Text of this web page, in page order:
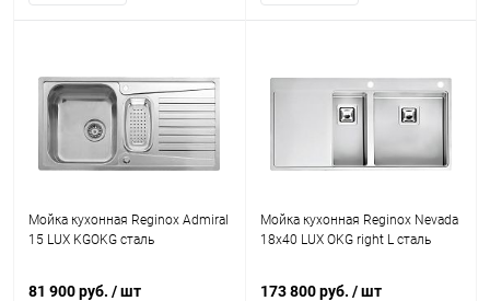
Мойка кухонная Reginox Admiral
15 LUX KGOKG сталь
81 900 руб. / шт
Мойка кухонная Reginox Nevada
18x40 LUX OKG right L сталь
173 800 руб. / шт